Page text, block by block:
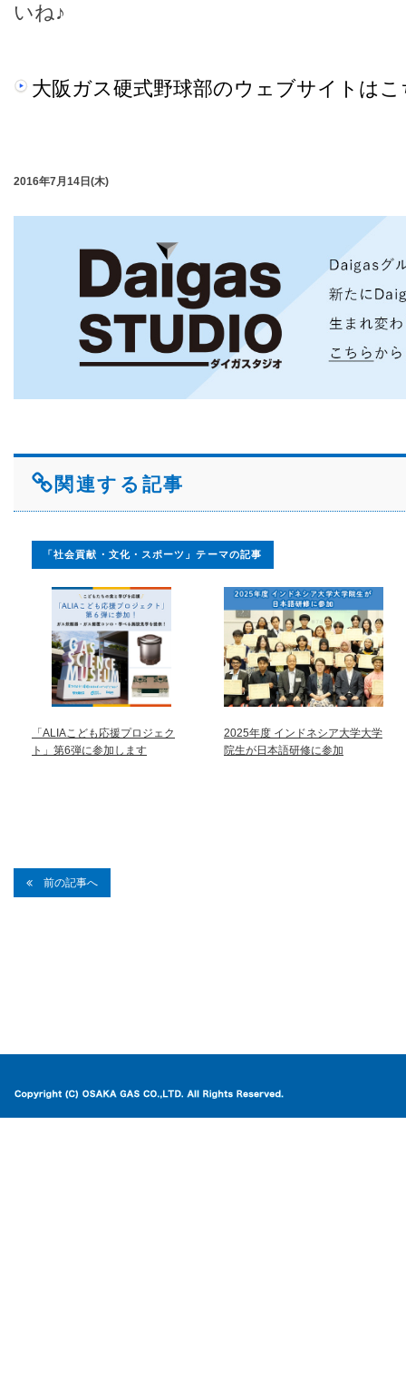
いね♪
大阪ガス硬式野球部のウェブサイトはこ
2016年7月14日(木)
関連する記事
「社会貢献・文化・スポーツ」テーマの記事
「ALIAこども応援プロジェク
ト」第6弾に参加します
2025年度 インドネシア大学大学
院生が日本語研修に参加
前の記事へ